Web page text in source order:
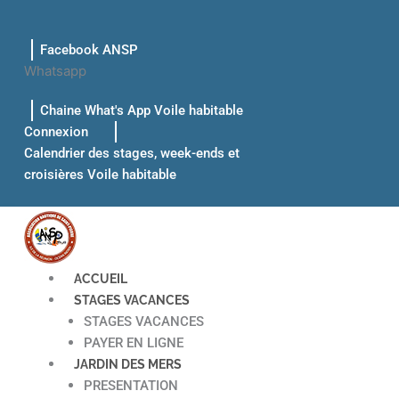
contenuFacebook ANSP
Whatsapp
Chaine What's App Voile habitable
Connexion
Calendrier des stages, week-ends et
croisières Voile habitable
ACCUEIL
STAGES VACANCES
STAGES VACANCES
PAYER EN LIGNE
JARDIN DES MERS
PRESENTATION